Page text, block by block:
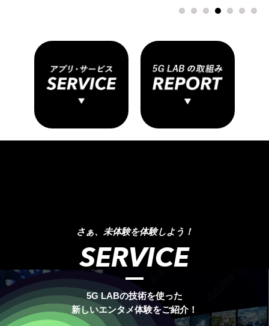
3D
VR
さぁ、未体験を体験しよう！
SERVICE
5G LABの技術を使った
新しいエンタメ体験をご紹介！